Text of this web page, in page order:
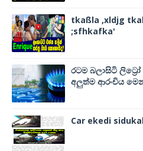
tkaßla ,xldjg
;sfhkafka'
රටම බලාසිටි
අලුත්ම ආරංචිය
Car ekedi